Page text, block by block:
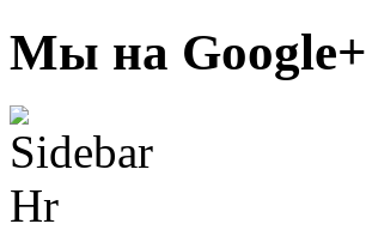
Мы на Google+